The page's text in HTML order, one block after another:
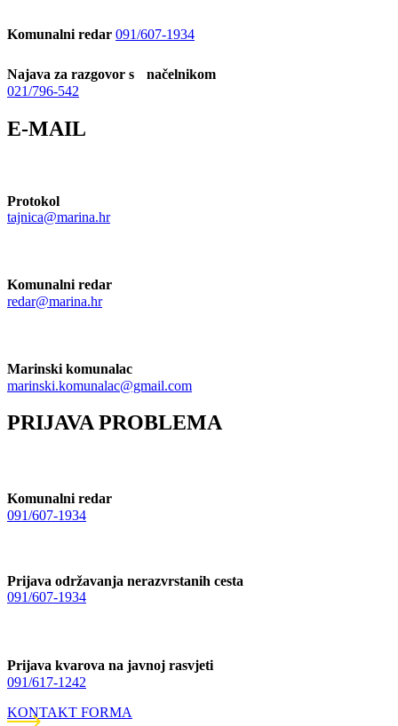
Komunalni redar 091/607-1934
Najava za razgovor s načelnikom
021/796-542
E-MAIL
Protokol
tajnica@marina.hr
Komunalni redar
redar@marina.hr
Marinski komunalac
marinski.komunalac@gmail.com
PRIJAVA PROBLEMA
Komunalni redar
091/607-1934
Prijava održavanja nerazvrstanih cesta
091/607-1934
Prijava kvarova na javnoj rasvjeti
091/617-1242
KONTAKT FORMA